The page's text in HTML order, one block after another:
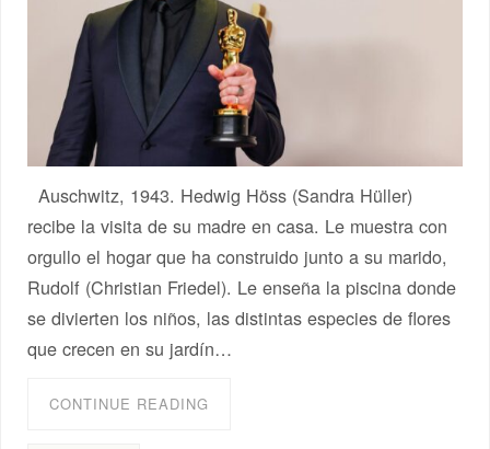
Auschwitz, 1943. Hedwig Höss (Sandra Hüller)
recibe la visita de su madre en casa. Le muestra con
orgullo el hogar que ha construido junto a su marido,
Rudolf (Christian Friedel). Le enseña la piscina donde
se divierten los niños, las distintas especies de flores
que crecen en su jardín…
CONTINUE READING